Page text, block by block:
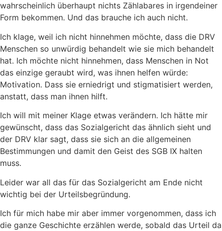
wahrscheinlich überhaupt nichts Zählabares in irgendeiner
Form bekommen. Und das brauche ich auch nicht.
Ich klage, weil ich nicht hinnehmen möchte, dass die DRV
Menschen so unwürdig behandelt wie sie mich behandelt
hat. Ich möchte nicht hinnehmen, dass Menschen in Not
das einzige geraubt wird, was ihnen helfen würde:
Motivation. Dass sie erniedrigt und stigmatisiert werden,
anstatt, dass man ihnen hilft.
Ich will mit meiner Klage etwas verändern. Ich hätte mir
gewünscht, dass das Sozialgericht das ähnlich sieht und
der DRV klar sagt, dass sie sich an die allgemeinen
Bestimmungen und damit den Geist des SGB IX halten
muss.
Leider war all das für das Sozialgericht am Ende nicht
wichtig bei der Urteilsbegründung.
Ich für mich habe mir aber immer vorgenommen, dass ich
die ganze Geschichte erzählen werde, sobald das Urteil da